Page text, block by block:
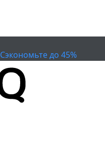
Сэкономьте до 45%